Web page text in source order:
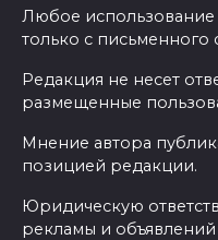
Любое использование
только с письменного
Редакция не несет
размещенные
Мнение автора
позицией редакции.
Юридическую
рекламы и объявлений